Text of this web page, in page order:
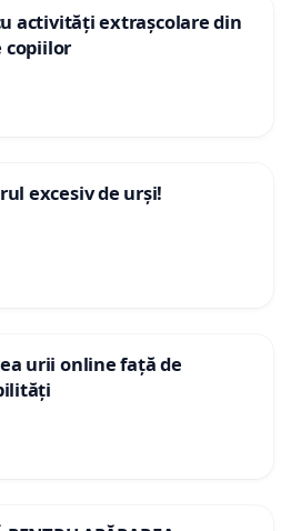
activități extrașcolare din
copiilor
excesiv de urși!
urii online față de